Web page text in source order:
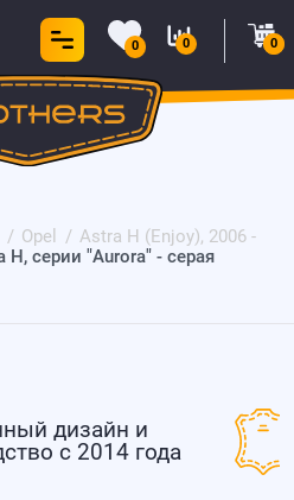
0 0 0
Opel
Astra H (Enjoy), 2006 -
серии "Aurora" - серая
дизайн и
с 2014 года